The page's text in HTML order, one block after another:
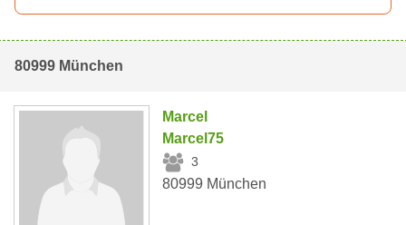
80999 München
Marcel
Marcel75
3
80999 München